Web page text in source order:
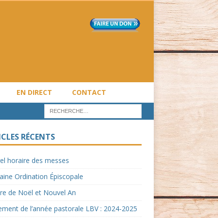
EN DIRECT CONTACT
RÉCENTS
horaire des messes
Ordination Épiscopale
de Noël et Nouvel An
de l’année pastorale LBV : 2024-2025